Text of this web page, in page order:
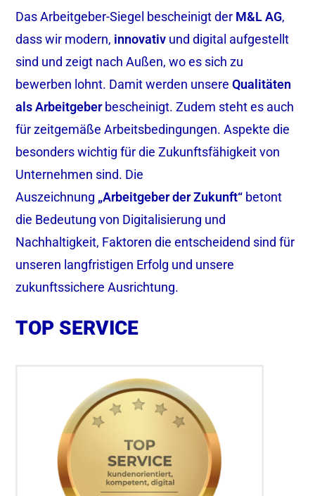
Das Arbeitgeber-Siegel bescheinigt der M&L AG,
dass wir modern, innovativ und digital aufgestellt
sind und zeigt nach Außen, wo es sich zu
bewerben lohnt. Damit werden unsereQualitäten
als Arbeitgeberbescheinigt. Zudem steht es auch
für zeitgemäße Arbeitsbedingungen. Aspekte die
besonders wichtig für die Zukunftsfähigkeit von
Unternehmen sind. Die
Auszeichnung „Arbeitgeber der Zukunft“ betont
die Bedeutung von Digitalisierung und
Nachhaltigkeit, Faktoren die entscheidend sind für
unseren langfristigen Erfolg und unsere
zukunftssichere Ausrichtung.
TOP SERVICE